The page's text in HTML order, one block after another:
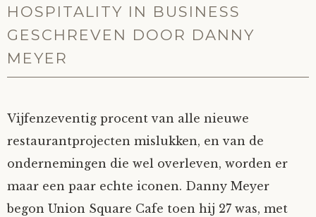
HOSPITALITY IN BUSINESS
GESCHREVEN DOOR DANNY
MEYER
Vijfenzeventig procent van alle nieuwe
restaurantprojecten mislukken, en van de
ondernemingen die wel overleven, worden er
maar een paar echte iconen. Danny Meyer
begon Union Square Cafe toen hij 27 was, met